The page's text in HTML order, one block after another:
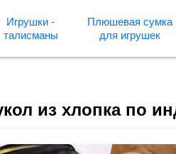
Игрушки -
талисманы
Плюшевая сумка
для игрушек
из хлопка по